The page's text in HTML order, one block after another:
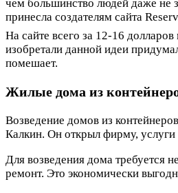
чем большинство людей даже не
принесла создателям сайта
На сайте всего за 12-16
изобретали данной идеи
помешает.
Жилые дома из
Возведение домов из
Калкин. Он открыл фирму,
Для возведения дома требуется
ремонт. Это экономически